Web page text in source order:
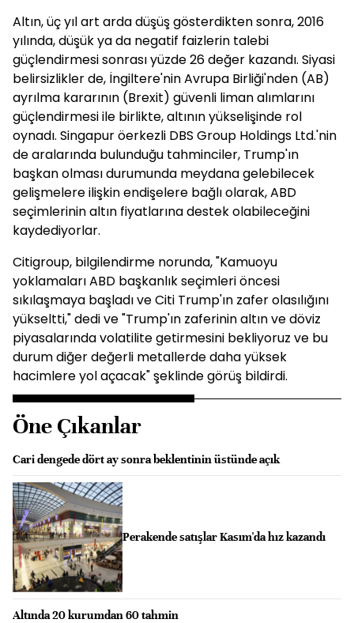
Altın, üç yıl art arda düşüş gösterdikten sonra, 2016
yılında, düşük ya da negatif faizlerin talebi
güçlendirmesi sonrası yüzde 26 değer kazandı. Siyasi
belirsizlikler de, İngiltere'nin Avrupa Birliği'nden (AB)
ayrılma kararının (Brexit) güvenli liman alımlarını
güçlendirmesi ile birlikte, altının yükselişinde rol
oynadı. Singapur öerkezli DBS Group Holdings Ltd.'nin
de aralarında bulunduğu tahminciler, Trump'ın
başkan olması durumunda meydana gelebilecek
gelişmelere ilişkin endişelere bağlı olarak, ABD
seçimlerinin altın fiyatlarına destek olabileceğini
kaydediyorlar.
Citigroup, bilgilendirme norunda, "Kamuoyu
yoklamaları ABD başkanlık seçimleri öncesi
sıkılaşmaya başladı ve Citi Trump'ın zafer olasılığını
yükseltti," dedi ve "Trump'ın zaferinin altın ve döviz
piyasalarında volatilite getirmesini bekliyoruz ve bu
durum diğer değerli metallerde daha yüksek
hacimlere yol açacak" şeklinde görüş bildirdi.
Öne Çıkanlar
Cari dengede dört ay sonra beklentinin üstünde açık
Perakende satışlar Kasım'da hız kazandı
Altında 20 kurumdan 60 tahmin